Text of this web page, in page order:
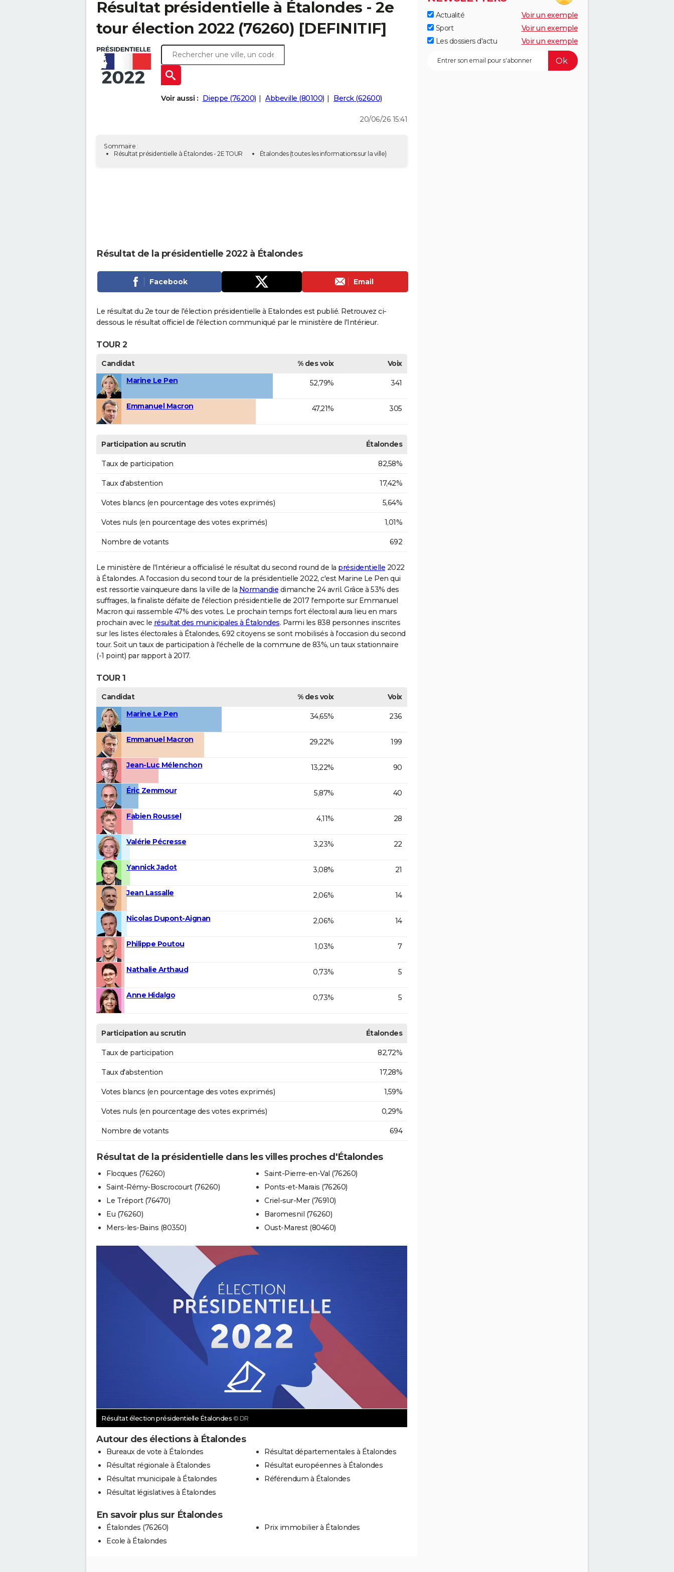
Résultat présidentielle à Étalondes - 2e
tour élection 2022 (76260) [DEFINITIF]
Voir aussi : Dieppe (76200) Abbeville (80100) Berck (62600)
20/06/26 15:41
Sommaire :
Résultat présidentielle à Étalondes - 2E TOUR
Étalondes(toutes les informations sur la ville)
Résultat de la présidentielle 2022 à Étalondes
Facebook Email
Le résultat du 2e tour de l'élection présidentielle à Etalondes est publié. Retrouvez ci-
dessous le résultat officiel de l'élection communiqué par le ministère de l'Intérieur.
TOUR 2
Candidat % des voix
Voix
Marine Le Pen
52,79% 341
Emmanuel Macron 47,21% 305
Participation au scrutin Étalondes
Taux de participation 82,58%
Taux d'abstention 17,42%
Votes blancs (en pourcentage des votes exprimés) 5,64%
Votes nuls (en pourcentage des votes exprimés) 1,01%
Nombre de votants 692
Le ministère de l'Intérieur a officialisé le résultat du second round de la présidentielle 2022
à Étalondes. A l'occasion du second tour de la présidentielle 2022, c'est Marine Le Pen qui
est ressortie vainqueure dans la ville de la Normandie dimanche 24 avril. Grâce à 53% des
suffrages, la finaliste défaite de l'élection présidentielle de 2017 l'emporte sur Emmanuel
Macron qui rassemble 47% des votes. Le prochain temps fort électoral aura lieu en mars
prochain avec le résultat des municipales à Étalondes. Parmi les 838 personnes inscrites
sur les listes électorales à Étalondes, 692 citoyens se sont mobilisés à l'occasion du second
tour. Soit un taux de participation à l'échelle de la commune de 83%, un taux stationnaire
(-1 point) par rapport à 2017.
TOUR 1
Candidat % des voix
Voix
Marine Le Pen
34,65% 236
Emmanuel Macron 29,22% 199
Jean-Luc Mélenchon 13,22% 90
Éric Zemmour 5,87% 40
Fabien Roussel 4,11% 28
Valérie Pécresse 3,23% 22
Yannick Jadot 3,08% 21
Jean Lassalle 2,06% 14
Nicolas Dupont-Aignan 2,06% 14
Philippe Poutou 1,03% 7
Nathalie Arthaud 0,73% 5
Anne Hidalgo 0,73% 5
Participation au scrutin Étalondes
Taux de participation 82,72%
Taux d'abstention 17,28%
Votes blancs (en pourcentage des votes exprimés) 1,59%
Votes nuls (en pourcentage des votes exprimés) 0,29%
Nombre de votants 694
Résultat de la présidentielle dans les villes proches d'Étalondes
Flocques (76260)
Saint-Rémy-Boscrocourt (76260)
Le Tréport (76470)
Eu (76260)
Mers-les-Bains (80350)
Saint-Pierre-en-Val (76260)
Ponts-et-Marais (76260)
Criel-sur-Mer (76910)
Baromesnil (76260)
Oust-Marest (80460)
Résultat élection présidentielle Étalondes © DR
Autour des élections à Étalondes
Bureaux de vote à Étalondes
Résultat régionale à Étalondes
Résultat municipale à Étalondes
Résultat législatives à Étalondes
Résultat départementales à Étalondes
Résultat européennes à Étalondes
Référendum à Étalondes
En savoir plus sur Étalondes
Étalondes (76260)
Ecole à Étalondes
Prix immobilier à Étalondes
Actualité
Voir un exemple
Sport
Voir un exemple
Les dossiers d'actu
Voir un exemple